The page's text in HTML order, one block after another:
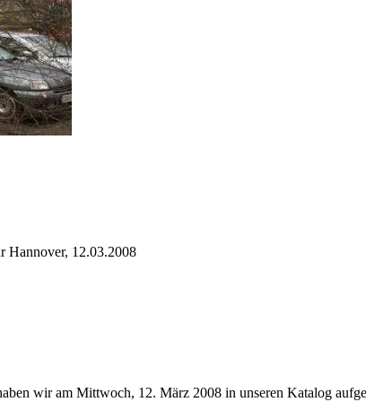
Hannover, 12.03.2008
wir am Mittwoch, 12. März 2008 in unseren Katalog